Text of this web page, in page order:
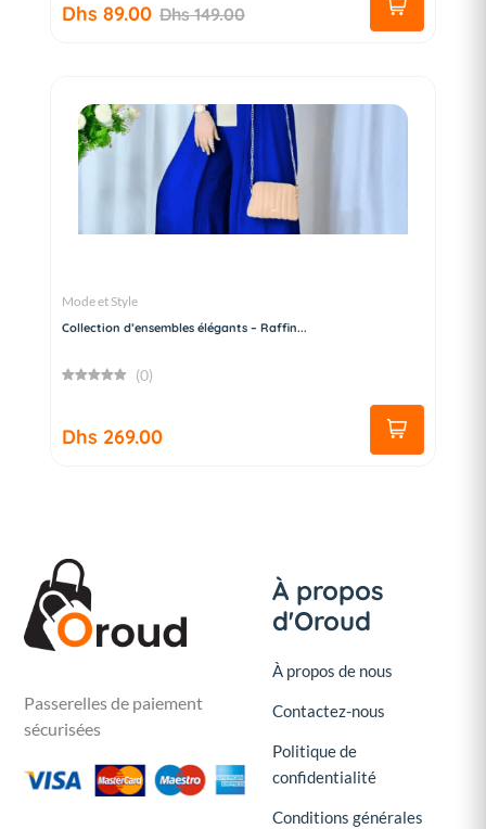
Dhs 89.00 Dhs 149.00
Mode et Style
Collection d’ensembles élégants – Raffin...
(0)
Dhs 269.00
Passerelles de paiement
sécurisées
À propos
d'Oroud
À propos de nous
Contactez-nous
Politique de
confidentialité
Conditions générales